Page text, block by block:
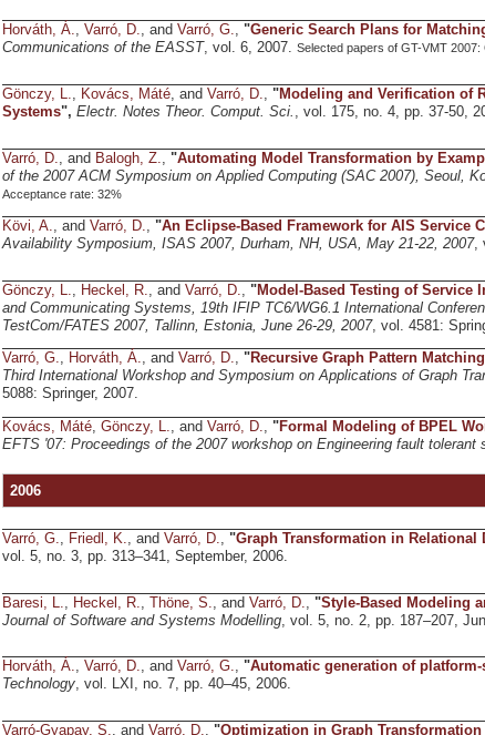
Horváth, Á., Varró, D., and Varró, G., "Generic Search Plans for
Communications of the EASST , vol. 6, 2007. Selected papers of GT-VMT
Gönczy, L., Kovács, Máté, and Varró, D., "Modeling and Verification of
Systems", Electr. Notes Theor. Comput. Sci. , vol. 175, no. 4, pp. 37-50,
Varró, D. , and Balogh, Z. "Automating Model Transformation by
of the 2007 ACM Symposium on Applied Computing (SAC 2007), Seoul,
Acceptance rate: 32%
Kövi, A., and Varró, D., "An Eclipse-Based Framework for AIS Service
Availability Symposium, ISAS 2007, Durham, NH, USA, May 21-22, 2007,
Gönczy, L., Heckel, R., and Varró, D., "Model-Based Testing of Service
and Communicating Systems, 19th IFIP TC6/WG6.1 International
TestCom/FATES 2007, Tallinn, Estonia, June 26-29, 2007, vol. 4581:
Varró, G., Horváth, Á., and Varró, D., "Recursive Graph Pattern
Third International Workshop and Symposium on Applications of Graph
5088: Springer, 2007.
Kovács, Máté, Gönczy, L., and Varró, D., "Formal Modeling of BPEL
EFTS '07: Proceedings of the 2007 workshop on Engineering fault tolerant
2006
Varró, G., Friedl, K., and Varró, D., "Graph Transformation in Relational
vol. 5, no. 3, pp. 313–341, September, 2006.
Baresi, L. Heckel, R. Thöne, S. , and Varró, D. "Style-Based Modeling
Journal of Software and Systems Modelling, vol. 5, no. 2, pp. 187–207,
Horváth, Á., Varró, D., and Varró, G., "Automatic generation of
Technology, vol. LXI, no. 7, pp. 40–45, 2006.
Varró-Gyapay, S., and Varró, D., "Optimization in Graph